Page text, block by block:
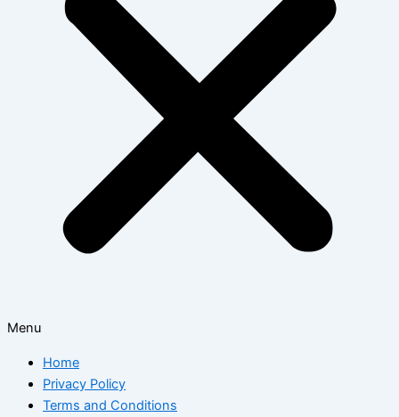
Menu
Home
Privacy Policy
Terms and Conditions